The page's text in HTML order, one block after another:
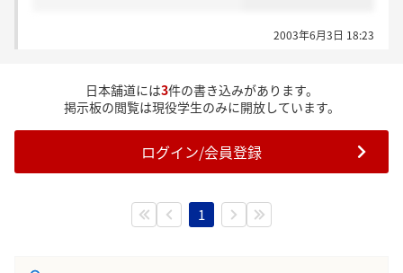
2003年6月3日 18:23
日本舗道には3件の書き込みがあります。
掲示板の閲覧は現役学生のみに開放しています。
ログイン/会員登録
1